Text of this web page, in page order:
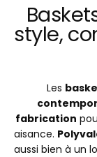
style,
Les
fabrication
aisance.
aussi bien à un